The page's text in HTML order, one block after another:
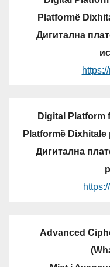
Platformë
Дигитална
Digital Platform
Platformë
Дигитална
Advanced